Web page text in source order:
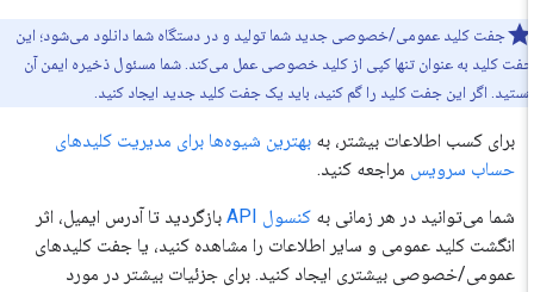
جفت کلید عمومی/خصوصی جدید شما تولید و در دستگاه شما دانلود می‌شود؛ این
کلید به عنوان تنها کپی از کلید خصوصی عمل می‌کند. شما مسئول ذخیره ایمن آن
اگر این جفت کلید را گم کنید، باید یک جفت کلید جدید ایجاد کنید.
برای کسب اطلاعات بیشتر، بهبهترین شیوه‌ها برای مدیریت کلیدهای
حساب سرویسمراجعه کنید.
شما می‌توانید در هر زمانی بهکنسول API
بازگردید تا آدرس ایمیل، اثر
انگشت کلید عمومی و سایر اطلاعات را مشاهده کنید، یا جفت کلیدهای
عمومی/خصوصی بیشتری ایجاد کنید. برای جزئیات بیشتر در مورد